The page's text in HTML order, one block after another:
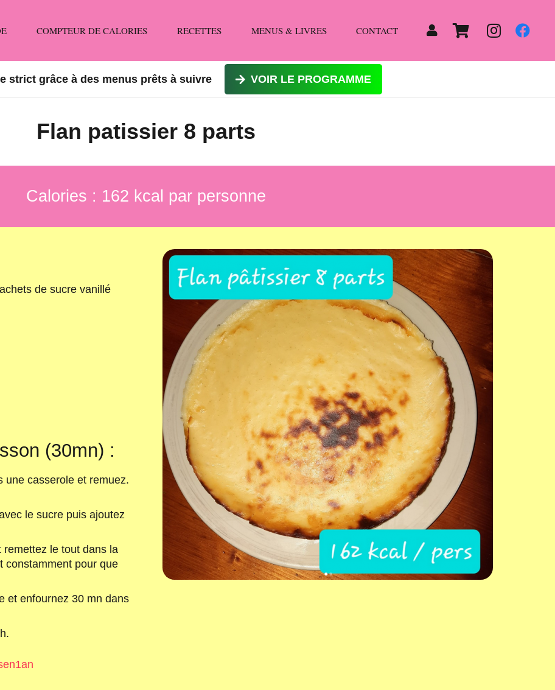
COMPTEUR DE CALORIES RECETTES MENUS & LIVRES CONTACT
strict grâce à des menus prêts à suivre VOIR LE PROGRAMME
Flan patissier 8 parts
Calories : 162 kcal par personne
de sucre vanillé
(30mn) :
une casserole et remuez.
le sucre puis ajoutez
le tout dans la
constamment pour que
et enfournez 30 mn dans